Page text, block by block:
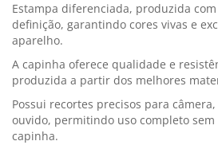
Estampa diferenciada, produzida
definição, garantindo cores vivas e
aparelho.
A capinha oferece qualidade e
produzida a partir dos melhores
Possui recortes precisos para
ouvido, permitindo uso completo
capinha.